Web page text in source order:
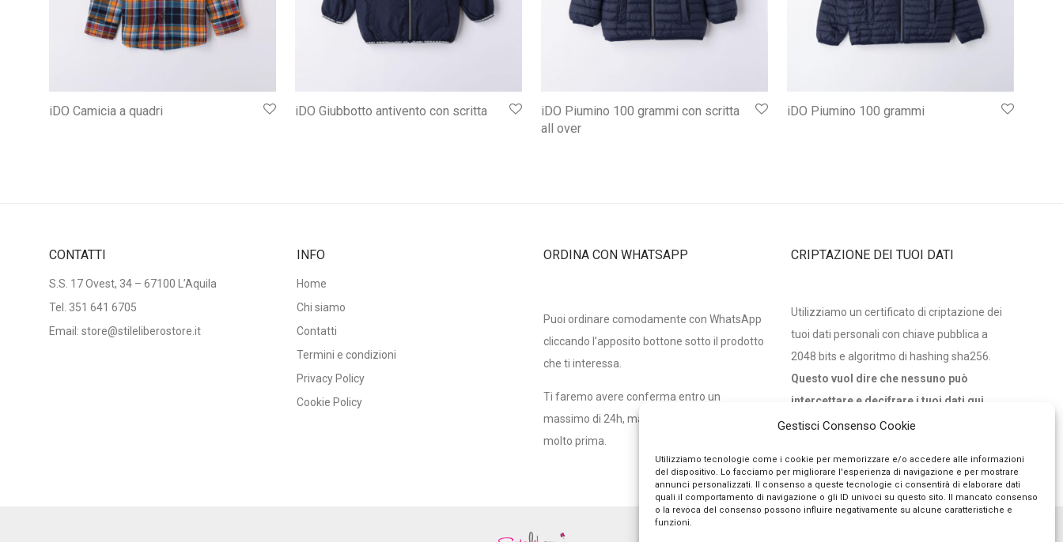
Gestisci Consenso Cookie
Utilizziamo tecnologie come i cookie per memorizzare e/o accedere alle informazioni
del dispositivo. Lo facciamo per migliorare l'esperienza di navigazione e per mostrare
annunci personalizzati. Il consenso a queste tecnologie ci consentirà di elaborare dati
quali il comportamento di navigazione o gli ID univoci su questo sito. Il mancato consenso
o la revoca del consenso possono influire negativamente su alcune caratteristiche e
funzioni.
iDO Camicia a quadri iDO Giubbotto antivento con scritta
iDO Piumino 100 grammi con scritta
all over
iDO Piumino 100 grammi
CONTATTI
S.S. 17 Ovest, 34 – 67100 L’Aquila
Tel. 351 641 6705
Email: store@stileliberostore.it
INFO
Home
Chi siamo
Contatti
Termini e condizioni
Privacy Policy
Cookie Policy
ORDINA CON WHATSAPP
Puoi ordinare comodamente con WhatsApp
cliccando l’apposito bottone sotto il prodotto
che ti interessa.
Ti faremo avere conferma entro un
massimo di 24h, ma in genere rispondiamo
molto prima.
CRIPTAZIONE DEI TUOI DATI
Utilizziamo un certificato di criptazione dei
tuoi dati personali con chiave pubblica a
2048 bits e algoritmo di hashing sha256.
Questo vuol dire che nessuno può
intercettare e decifrare i tuoi dati qui,
qualunque essi siano.